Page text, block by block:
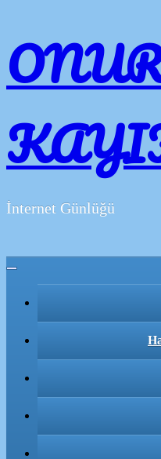
İnternet Günlüğü
Toggle navigation